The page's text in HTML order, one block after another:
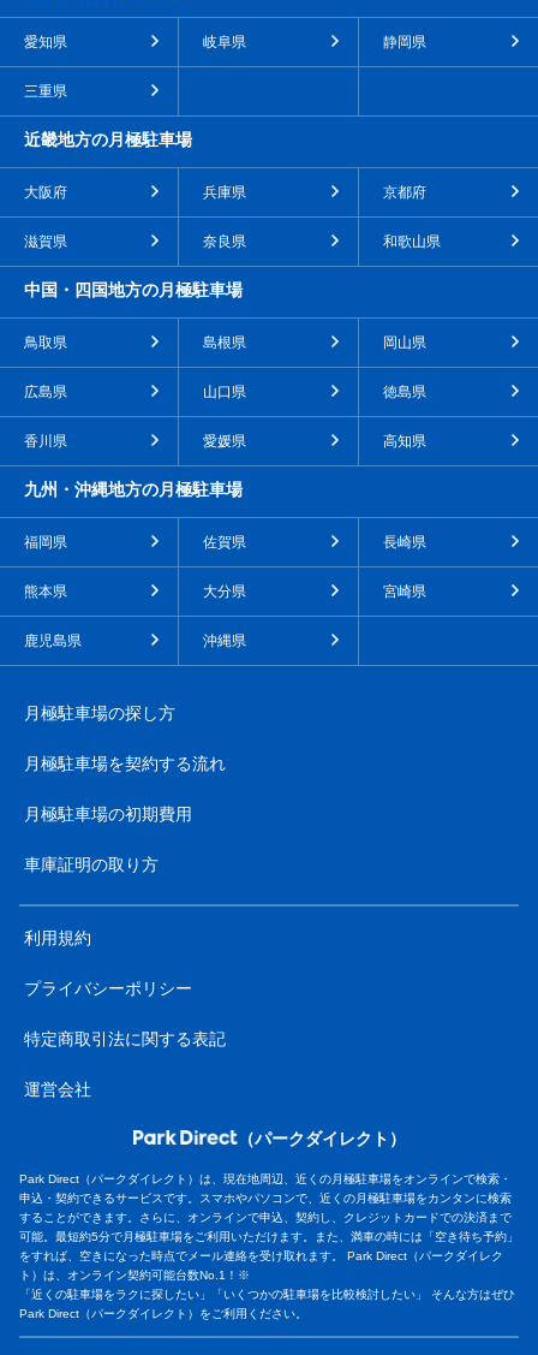
愛知県 岐阜県 静岡県
三重県
近畿地方の月極駐車場
大阪府 兵庫県 京都府
滋賀県 奈良県 和歌山県
中国・四国地方の月極駐車場
鳥取県 島根県 岡山県
広島県 山口県 徳島県
香川県 愛媛県 高知県
九州・沖縄地方の月極駐車場
福岡県 佐賀県 長崎県
熊本県 大分県 宮崎県
鹿児島県 沖縄県
月極駐車場の探し方
月極駐車場を契約する流れ
月極駐車場の初期費用
車庫証明の取り方
利用規約
プライバシーポリシー
特定商取引法に関する表記
運営会社
（パークダイレクト）
Park Direct（パークダイレクト）は、現在地周辺、近くの月極駐車場をオンラインで検索・
申込・契約できるサービスです。スマホやパソコンで、近くの月極駐車場をカンタンに検索
することができます。さらに、オンラインで申込、契約し、クレジットカードでの決済まで
可能。最短約5分で月極駐車場をご利用いただけます。また、満車の時には「空き待ち予約」
をすれば、空きになった時点でメール連絡を受け取れます。 Park Direct（パークダイレク
ト）は、オンライン契約可能台数No.1！※
「近くの駐車場をラクに探したい」「いくつかの駐車場を比較検討したい」 そんな方はぜひ
Park Direct（パークダイレクト）をご利用ください。